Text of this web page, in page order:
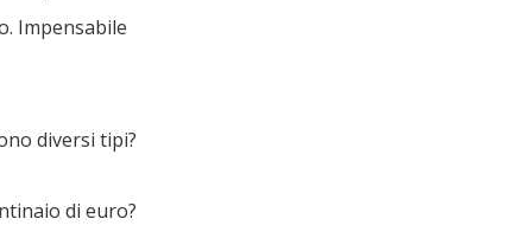
Impensabile
diversi tipi?
di euro?